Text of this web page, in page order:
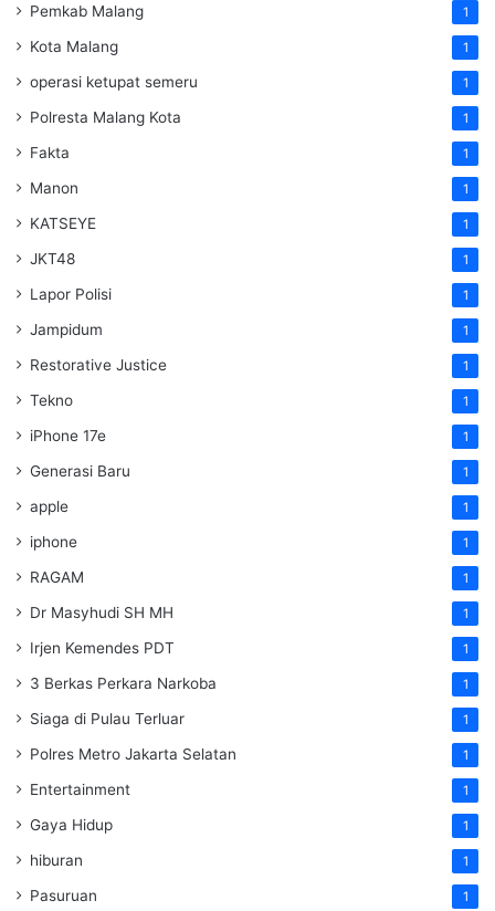
Pemkab Malang 1
Kota Malang 1
operasi ketupat semeru 1
Polresta Malang Kota 1
Fakta 1
Manon 1
KATSEYE 1
JKT48 1
Lapor Polisi 1
Jampidum 1
Restorative Justice 1
Tekno 1
iPhone 17e 1
Generasi Baru 1
apple 1
iphone 1
RAGAM 1
Dr Masyhudi SH MH 1
Irjen Kemendes PDT 1
3 Berkas Perkara Narkoba 1
Siaga di Pulau Terluar 1
Polres Metro Jakarta Selatan 1
Entertainment 1
Gaya Hidup 1
hiburan 1
Pasuruan 1